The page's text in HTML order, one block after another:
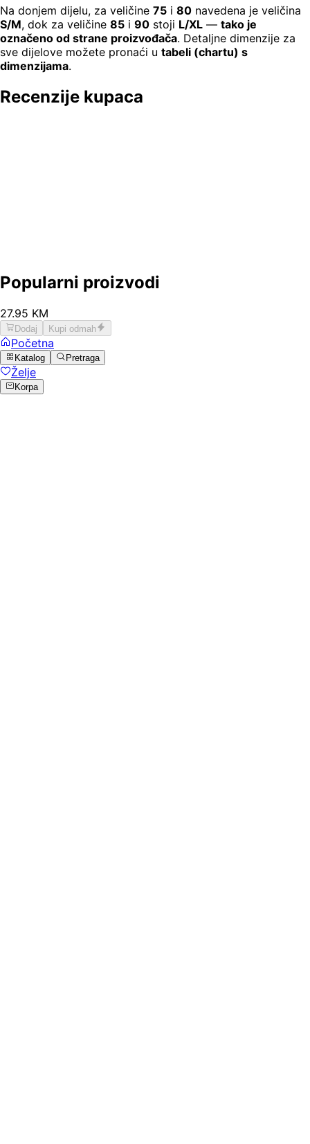
Na donjem dijelu, za veličine 75 i 80 navedena je veličina
S/M, dok za veličine 85 i 90 stoji L/XL — tako je
označeno od strane proizvođača. Detaljne dimenzije za
sve dijelove možete pronaći u tabeli (chartu) s
dimenzijama.
Recenzije kupaca
Popularni proizvodi
27.95 KM
Dodaj Kupi odmah
Početna
Katalog Pretraga
Želje
Korpa